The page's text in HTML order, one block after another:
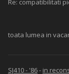
Re: compatibilitati
toata lumea in
SJ410 - '86- in